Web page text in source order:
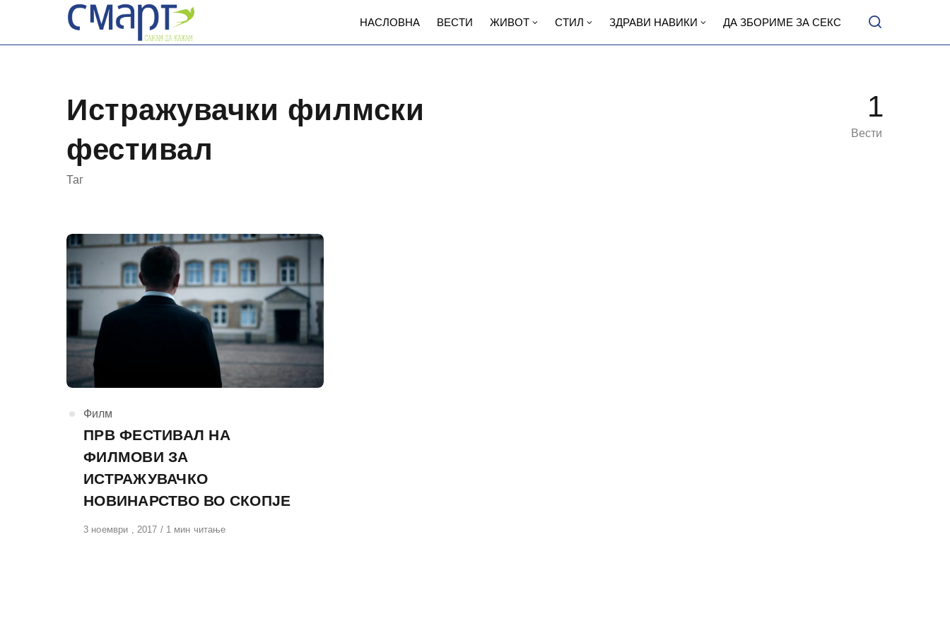
content
НАСЛОВНА ВЕСТИ ЖИВОТ СТИЛ ЗДРАВИ НАВИКИ ДА ЗБОРИМЕ ЗА СЕКС
Истражувачки филмски
фестивал
Таг
1
Вести
КАтегорија
Филм
ПРВ ФЕСТИВАЛ НА
ФИЛМОВИ ЗА
ИСТРАЖУВАЧКО
НОВИНАРСТВО ВО СКОПЈЕ
Објавено
3 ноември , 2017 1 мин читање